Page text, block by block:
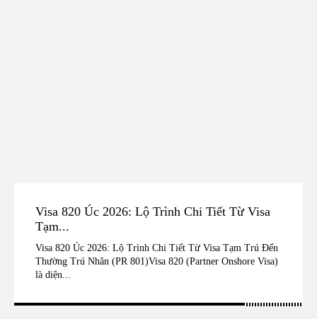
Visa 820 Úc 2026: Lộ Trình Chi Tiết Từ Visa
Tạm...
Visa 820 Úc 2026: Lộ Trình Chi Tiết Từ Visa Tạm Trú Đến
Thường Trú Nhân (PR 801)Visa 820 (Partner Onshore Visa)
là diện...